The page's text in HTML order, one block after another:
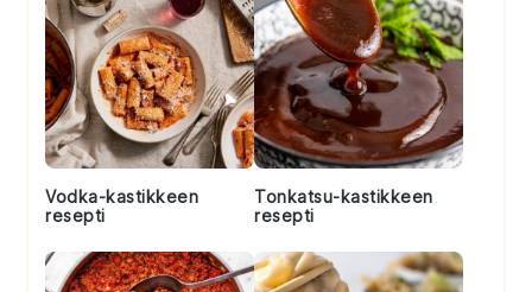
Vodka-kastikkeen
resepti
Tonkatsu-kastikkeen
resepti